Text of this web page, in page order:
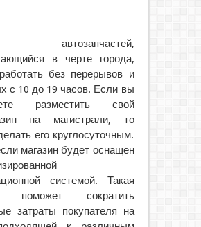
автозапчастей,
в черте города,
без перерывов и
с 10 до 19 часов. Если вы
разместить свой
на магистрали, то
его круглосуточным.
магазин будет оснащен
системой. Такая
поможет сократить
затраты покупателя на